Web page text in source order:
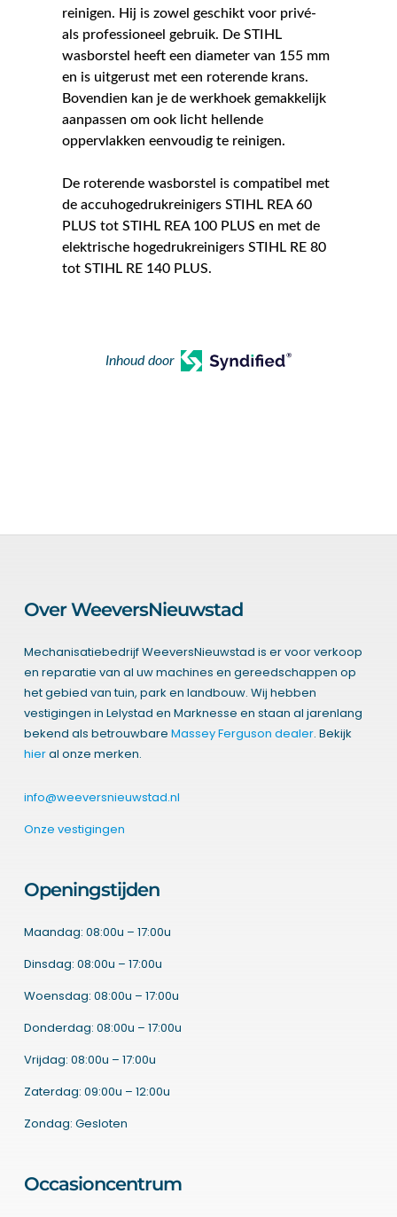
reinigen. Hij is zowel geschikt voor privé-
als professioneel gebruik. De STIHL
wasborstel heeft een diameter van 155 mm
en is uitgerust met een roterende krans.
Bovendien kan je de werkhoek gemakkelijk
aanpassen om ook licht hellende
oppervlakken eenvoudig te reinigen.
De roterende wasborstel is compatibel met
de accuhogedrukreinigers STIHL REA 60
PLUS tot STIHL REA 100 PLUS en met de
elektrische hogedrukreinigers STIHL RE 80
tot STIHL RE 140 PLUS.
Inhoud door
Over WeeversNieuwstad
Mechanisatiebedrijf WeeversNieuwstad is er voor verkoop
en reparatie van al uw machines en gereedschappen op
het gebied van tuin, park en landbouw. Wij hebben
vestigingen in Lelystad en Marknesse en staan al jarenlang
bekend als betrouwbare Massey Ferguson dealer. Bekijk
hieral onze merken.
info@weeversnieuwstad.nl
Onze vestigingen
Openingstijden
Maandag: 08:00u – 17:00u
Dinsdag: 08:00u – 17:00u
Woensdag: 08:00u – 17:00u
Donderdag: 08:00u – 17:00u
Vrijdag: 08:00u – 17:00u
Zaterdag: 09:00u – 12:00u
Zondag: Gesloten
Occasioncentrum